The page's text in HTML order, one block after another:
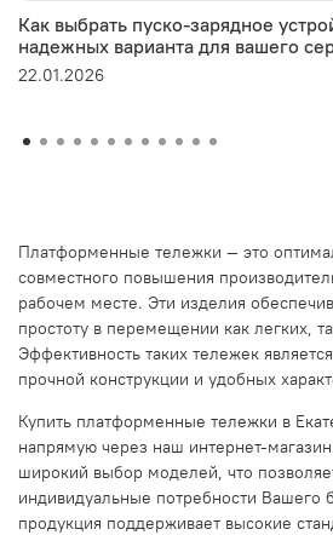
Как выбрать пуско-зарядное
надежных варианта для вашего
22.01.2026
Платформенные тележки — это
совместного повышения
рабочем месте. Эти изделия
простоту в перемещении как легких,
Эффективность таких тележек
прочной конструкции и удобных
Купить платформенные тележки в
напрямую через наш интернет-
широкий выбор моделей, что
индивидуальные потребности Вашего
продукция поддерживает высокие